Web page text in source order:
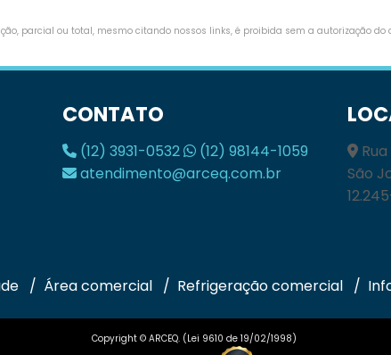
parcial ou total, mesmo citando nossos links, é proibida sem a autorização
CONTATO
(12) 3931-0532
(12) 98144-1059
atendimento@arceq.com.br
Rua
São
Área comercial Refrigeração comercial
Copyright © ARCEQ. (Lei 9610 de 19/02/1998)